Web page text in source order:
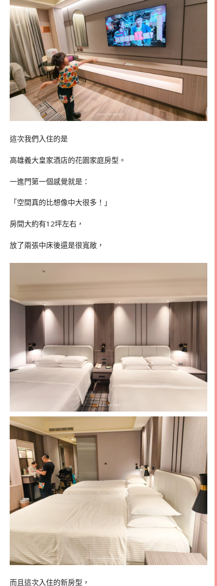
這次我們入住的是
高雄義大皇家酒店的花園家庭房型。
一進門第一個感覺就是：
「空間真的比想像中大很多！」
房間大約有12坪左右，
放了兩張中床後還是很寬敞，
而且這次入住的新房型，